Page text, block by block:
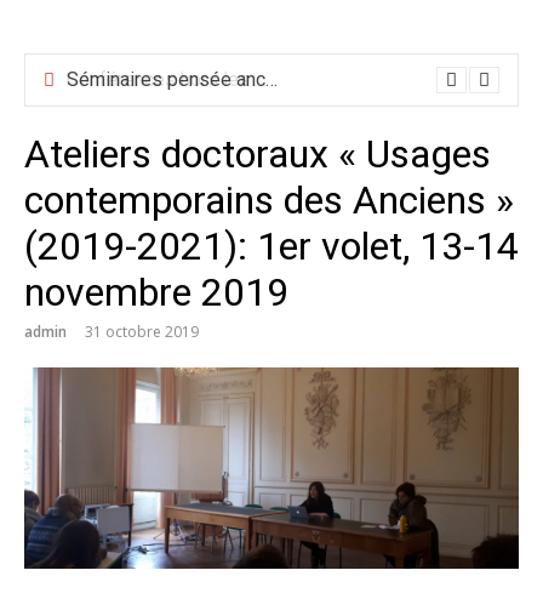
Conférences hors les murs mai-juin-juillet 2026
Ateliers doctoraux « Usages
contemporains des Anciens »
(2019-2021): 1er volet, 13-14
novembre 2019
admin 31 octobre 2019